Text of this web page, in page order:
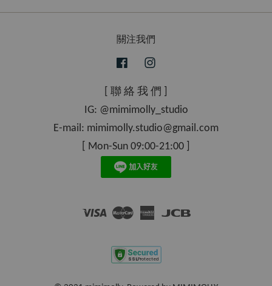
關注我們
Facebook
[ 聯 絡 我 們 ]
IG: @mimimolly_studio
E-mail: mimimolly.studio@gmail.com
[ Mon-Sun 09:00-21:00 ]
Visa Master
American